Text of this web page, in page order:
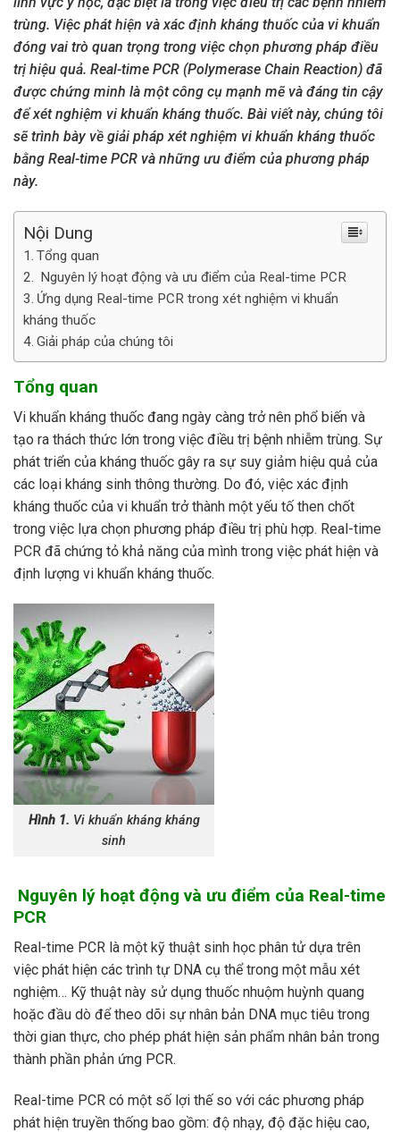
trùng. Việc phát hiện và xác định kháng thuốc của vi khuẩn
đóng vai trò quan trọng trong việc chọn phương pháp điều
trị hiệu quả. Real-time PCR (Polymerase Chain Reaction) đã
được chứng minh là một công cụ mạnh mẽ và đáng tin cậy
để xét nghiệm vi khuẩn kháng thuốc. Bài viết này, chúng tôi
sẽ trình bày về giải pháp xét nghiệm vi khuẩn kháng thuốc
bằng Real-time PCR và những ưu điểm của phương pháp
này.
Nội Dung
Tổng quan
Nguyên lý hoạt động và ưu điểm của Real-time PCR
Ứng dụng Real-time PCR trong xét nghiệm vi khuẩn
kháng thuốc
Giải pháp của chúng tôi
Tổng quan
Vi khuẩn kháng thuốc đang ngày càng trở nên phổ biến và
tạo ra thách thức lớn trong việc điều trị bệnh nhiễm trùng. Sự
phát triển của kháng thuốc gây ra sự suy giảm hiệu quả của
các loại kháng sinh thông thường. Do đó, việc xác định
kháng thuốc của vi khuẩn trở thành một yếu tố then chốt
trong việc lựa chọn phương pháp điều trị phù hợp. Real-time
PCR đã chứng tỏ khả năng của mình trong việc phát hiện và
định lượng vi khuẩn kháng thuốc.
Hình 1. Vi khuẩn kháng kháng
sinh
Nguyên lý hoạt động và ưu điểm của Real-time
PCR
Real-time PCR là một kỹ thuật sinh học phân tử dựa trên
việc phát hiện các trình tự DNA cụ thể trong một mẫu xét
nghiệm… Kỹ thuật này sử dụng thuốc nhuộm huỳnh quang
hoặc đầu dò để theo dõi sự nhân bản DNA mục tiêu trong
thời gian thực, cho phép phát hiện sản phẩm nhân bản trong
thành phần phản ứng PCR.
Real-time PCR có một số lợi thế so với các phương pháp
phát hiện truyền thống bao gồm: độ nhạy, độ đặc hiệu cao,